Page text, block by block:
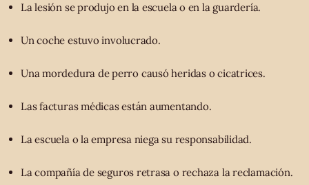
La lesión se produjo en la escuela o en la guardería.
Un coche estuvo involucrado.
Una mordedura de perro causó heridas o cicatrices.
Las facturas médicas están aumentando.
La escuela o la empresa niega su responsabilidad.
La compañía de seguros retrasa o rechaza la reclamación.